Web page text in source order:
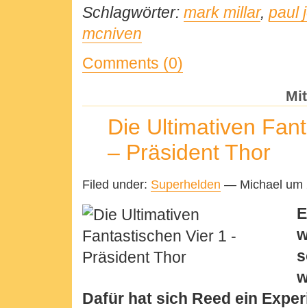
Schlagwörter: mark millar, paul
mcniven
Comments (0)
Die Ultimativen
– Präsident Thor
Filed under: Superhelden — Michael um
Dafür hat sich Reed ein